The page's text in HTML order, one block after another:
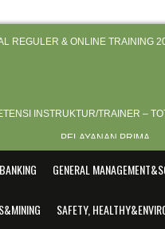
REGULER & ONLINE TRAINING
INSTRUKTUR/TRAINER –
PELAYANAN PRIMA
DRAFTING AND REVIEW
BANKING GENERAL
SAFETY,